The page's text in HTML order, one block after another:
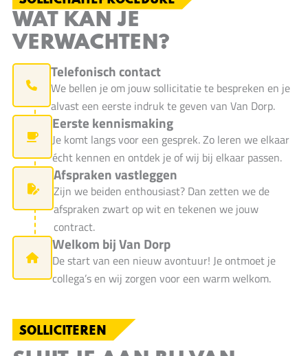
WAT KAN JE
VERWACHTEN?
Telefonisch contact
We bellen je om jouw sollicitatie te bespreken en je
alvast een eerste indruk te geven van Van Dorp.
Eerste kennismaking
Je komt langs voor een gesprek. Zo leren we elkaar
écht kennen en ontdek je of wij bij elkaar passen.
Afspraken vastleggen
Zijn we beiden enthousiast? Dan zetten we de
afspraken zwart op wit en tekenen we jouw
contract.
Welkom bij Van Dorp
De start van een nieuw avontuur! Je ontmoet je
collega’s en wij zorgen voor een warm welkom.
SOLLICITEREN